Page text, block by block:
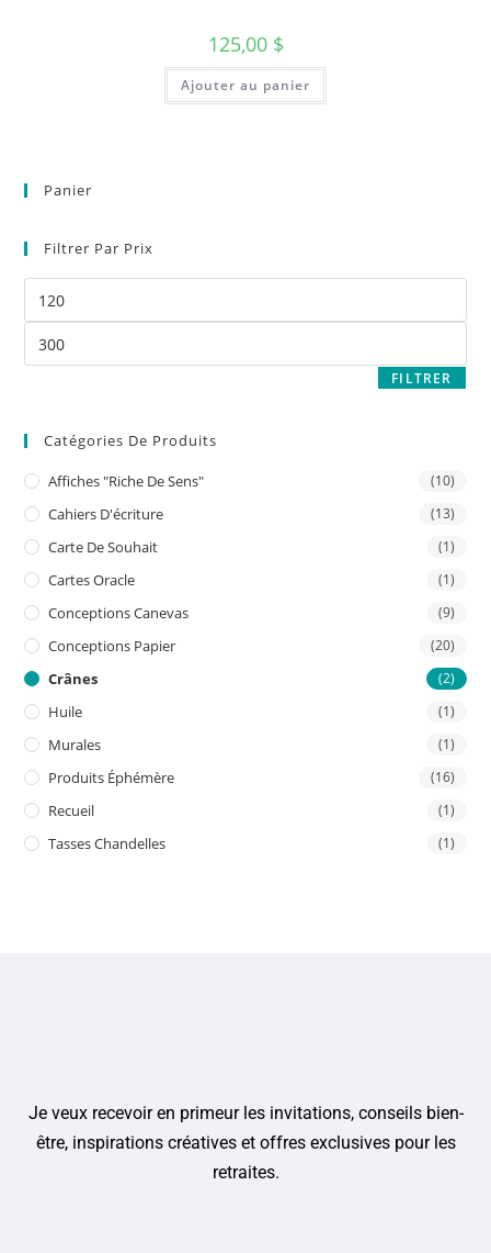
125,00 $
Ajouter au panier
Panier
Filtrer Par Prix
FILTRER
Catégories De Produits
Affiches "riche De Sens" (10)
Cahiers D'écriture (13)
Carte De Souhait (1)
Cartes Oracle (1)
Conceptions Canevas (9)
Conceptions Papier (20)
Crânes (2)
Huile (1)
Murales (1)
Produits Éphémère (16)
Recueil (1)
Tasses Chandelles (1)
Je veux recevoir en primeur les invitations, conseils bien-
être, inspirations créatives et offres exclusives pour les
retraites.